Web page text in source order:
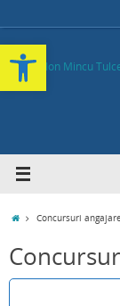
Concursuri angajare
Deschide bara de unelte